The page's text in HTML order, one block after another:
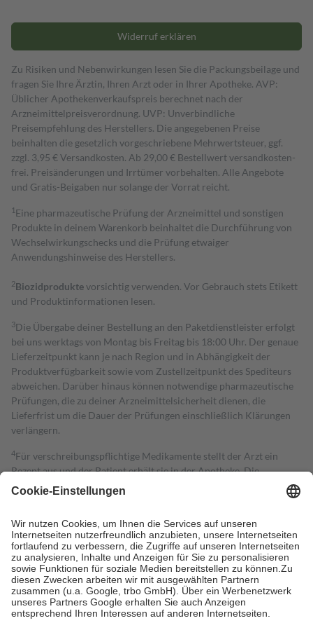
Widerruf erklären
Zu Risiken und Nebenwirkungen lesen Sie die Packungsbeilage und
fragen Sie Ihre Ärztin, Ihren Arzt oder in Ihrer Apotheke. AVP:
Üblicher Apothekenverkaufspreis berechnet nach der
Arzneimittelpreisverordnung. UVP: Unverbindliche
Preisempfehlung des Herstellers. Die angegebenen Preise
beinhalten die gesetzlich vorgeschriebene Mehrwertsteuer, ggf.
zzgl. 3,95 € Versandkosten. Ab 29,00 € Bestell­wert versand­kosten­
frei. Preisänderungen und Irrtümer vorbehalten. Alle Angebote
und Gratis-Beigaben nur solange der Vorrat reicht.
1 Eine pharmazeutische Prüfung der Arzneimittel und sonstigen
Produkte in deinem Warenkorb beinhaltet die Durchführung von
Wechselwirkungschecks und die Prüfung etwaiger
Anwendungshinweise des Herstellers.
2Biozidproduktevorsichtig verwenden. Vor Gebrauch stets Etikett
und Produktinformationen lesen.
3Die Übergabe deiner Bestellung an den Paketdienstleister erfolgt
bei uns werktags von Montag bis Freitag bis 18:00 Uhr. Der genaue
Lieferzeitpunkt kann je nach Region und in Abhängigkeit der
Produktverfügbarkeit sowie vom Zustellzeitpunkt des Spediteurs
abweichen. Darüber hinaus können notwendige pharmazeutische
Prüfungen, die zu deiner Arzneimittelsicherheit dienen, die
Lieferfrist um die Dauer der Prüfungen einschließlich Klärungen
verlängern.
4Für verschreibungspflichtige Medikamente stellt der Arzt ein
Rezept aus und der Patient erhält sie in der Apotheke. Die
gesetzliche Krankenversicherung übernimmt in der Regel die
Kosten dafür, der Versicherte trägt einen Teil davon als Zuzahlung
Grundsätzlich leisten Mitglieder Zuzahlungen in Höhe von zehn
Prozent des Abgabepreises,mindestens jedochfünf Euround
höchstens zehn Euro.Es sind jedoch nie mehr als die tatsächlichen
Kosten der Leistung zu entrichten.
Diese Regeln gelten grundsätzlich auch für Online-Apotheken.
Bei Heilmitteln und häuslicher Krankenpflege beträgt die
Zuzahlung zehn Prozent der Kosten sowie zehn Euro je